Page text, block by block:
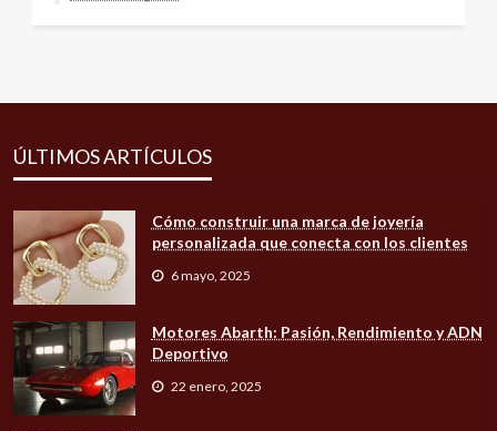
ÚLTIMOS ARTÍCULOS
Cómo construir una marca de joyería
personalizada que conecta con los clientes
6 mayo, 2025
Motores Abarth: Pasión, Rendimiento y ADN
Deportivo
22 enero, 2025